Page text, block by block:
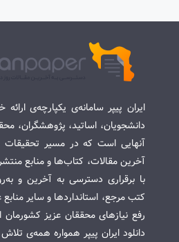
ایران پیپر سامانه‌ی یکپارچه‌ی
دانشجویان، اساتید، پژوهشگران،
آنهایی است که در مسیر تحقیقات
آخرین مقالات، کتاب‌ها و منابع
با برقراری دسترسی به آخرین و
کتب مرجع، استانداردها و سایر
رفع نیازهای محققان عزیز
دانلود ایران پیپر همواره همه‌ی